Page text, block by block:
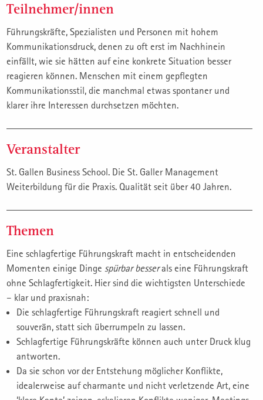
Teilnehmer/innen
Führungskräfte, Spezialisten und Personen mit hohem
Kommunikationsdruck, denen zu oft erst im Nachhinein
einfällt, wie sie hätten auf eine konkrete Situation besser
reagieren können. Menschen mit einem gepflegten
Kommunikationsstil, die manchmal etwas spontaner und
klarer ihre Interessen durchsetzen möchten.
Veranstalter
St. Gallen Business School. Die St. Galler Management
Weiterbildung für die Praxis. Qualität seit über 40 Jahren.
Themen
Eine schlagfertige Führungskraft macht in entscheidenden
Momenten einige Dinge spürbar besserals eine Führungskraft
ohne Schlagfertigkeit. Hier sind die wichtigsten Unterschiede
– klar und praxisnah:
Die schlagfertige Führungskraft reagiert schnell und
souverän, statt sich überrumpeln zu lassen.
Schlagfertige Führungskräfte können auch unter Druck klug
antworten.
Da sie schon vor der Entstehung möglicher Konflikte,
idealerweise auf charmante und nicht verletzende Art, eine